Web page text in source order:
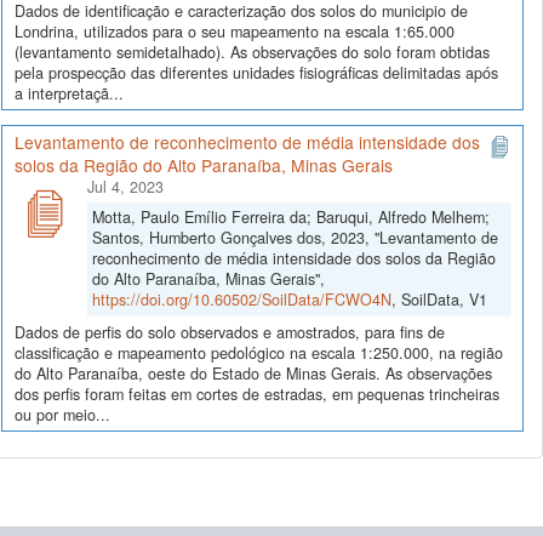
Dados de identificação e caracterização dos solos do municipio de
Londrina, utilizados para o seu mapeamento na escala 1:65.000
(levantamento semidetalhado). As observações do solo foram obtidas
pela prospecção das diferentes unidades fisiográficas delimitadas após
a interpretaçã...
Levantamento de reconhecimento de média intensidade dos
solos da Região do Alto Paranaíba, Minas Gerais
Jul 4, 2023
Motta, Paulo Emílio Ferreira da; Baruqui, Alfredo Melhem;
Santos, Humberto Gonçalves dos, 2023, "Levantamento de
reconhecimento de média intensidade dos solos da Região
do Alto Paranaíba, Minas Gerais",
https://doi.org/10.60502/SoilData/FCWO4N, SoilData, V1
Dados de perfis do solo observados e amostrados, para fins de
classificação e mapeamento pedológico na escala 1:250.000, na região
do Alto Paranaíba, oeste do Estado de Minas Gerais. As observações
dos perfis foram feitas em cortes de estradas, em pequenas trincheiras
ou por meio...